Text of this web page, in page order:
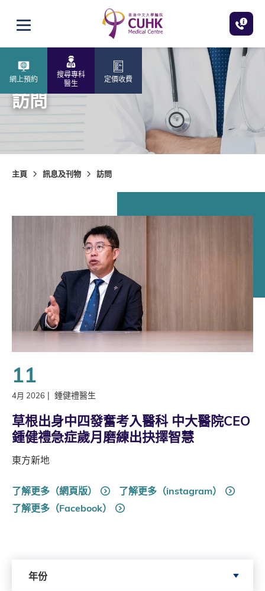
打開選單
網上預約
搜尋專科
醫生
定價收費
訪問
主頁 訊息及刊物 訪問
11
4月 2026 | 鍾健禮醫生
草根出身中四發奮考入醫科 中大醫院CEO
鍾健禮急症歲月磨練出抉擇智慧
東方新地
了解更多（網頁版）
了解更多（instagram）
了解更多（Facebook）
年份